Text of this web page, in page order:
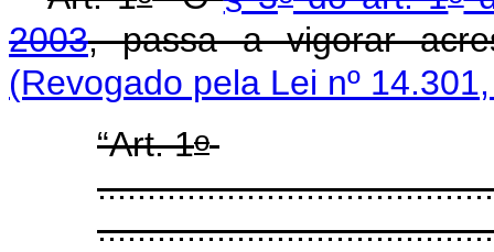
2003, passa a vigorar
(Revogado pela Lei nº
“Art. 1o